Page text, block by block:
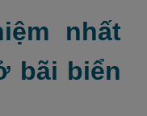
nhất
bãi biển